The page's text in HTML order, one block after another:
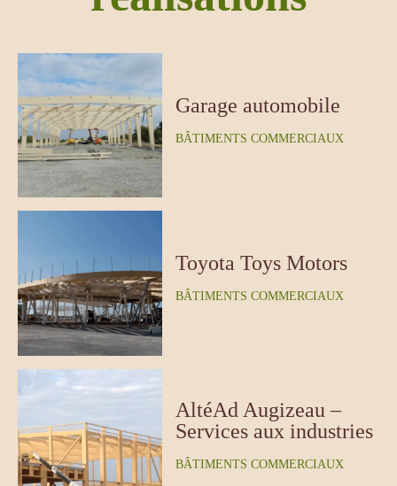
Garage automobile
BÂTIMENTS COMMERCIAUX
Toyota Toys Motors
BÂTIMENTS COMMERCIAUX
AltéAd Augizeau –
Services aux industries
BÂTIMENTS COMMERCIAUX